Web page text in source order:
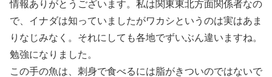
情報ありがとうございます。私は関東東北方面関係者なの
で、イナダは知っていましたがワカシというのは実はあま
りなじみなく。それにしても各地でずいぶん違いますね。
勉強になりました。
この手の魚は、刺身で食べるには脂がきついのではないで